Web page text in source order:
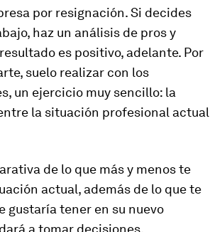
por resignación. Si decides
haz un análisis de pros y
es positivo, adelante. Por
suelo realizar con los
un ejercicio muy sencillo: la
la situación profesional actual
de lo que más y menos te
actual, además de lo que te
gustaría tener en su nuevo
a tomar decisiones.